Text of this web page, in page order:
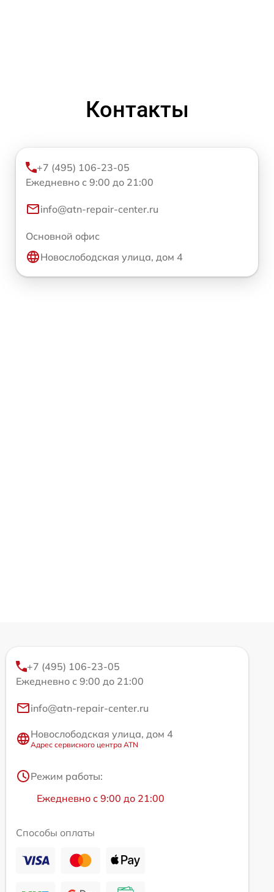
Контакты
+7 (495) 106-23-05
Ежедневно с 9:00 до 21:00
info@atn-repair-center.ru
Основной офис
Новослободская улица, дом 4
+7 (495) 106-23-05
Ежедневно с 9:00 до 21:00
info@atn-repair-center.ru
Новослободская улица, дом 4
Адрес сервисного центра ATN
Режим работы:
Ежедневно с 9:00 до 21:00
Способы оплаты